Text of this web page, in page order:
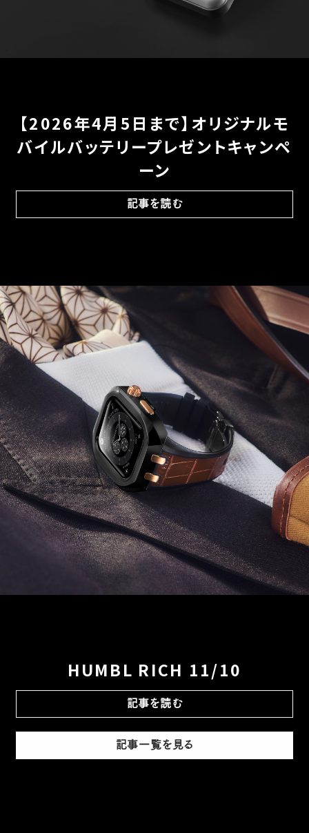
【2026年4月5日まで】オリジナルモ
バイルバッテリープレゼントキャンペ
ーン
記事を読む
HUMBL RICH 11/10
記事を読む
記事一覧を見る